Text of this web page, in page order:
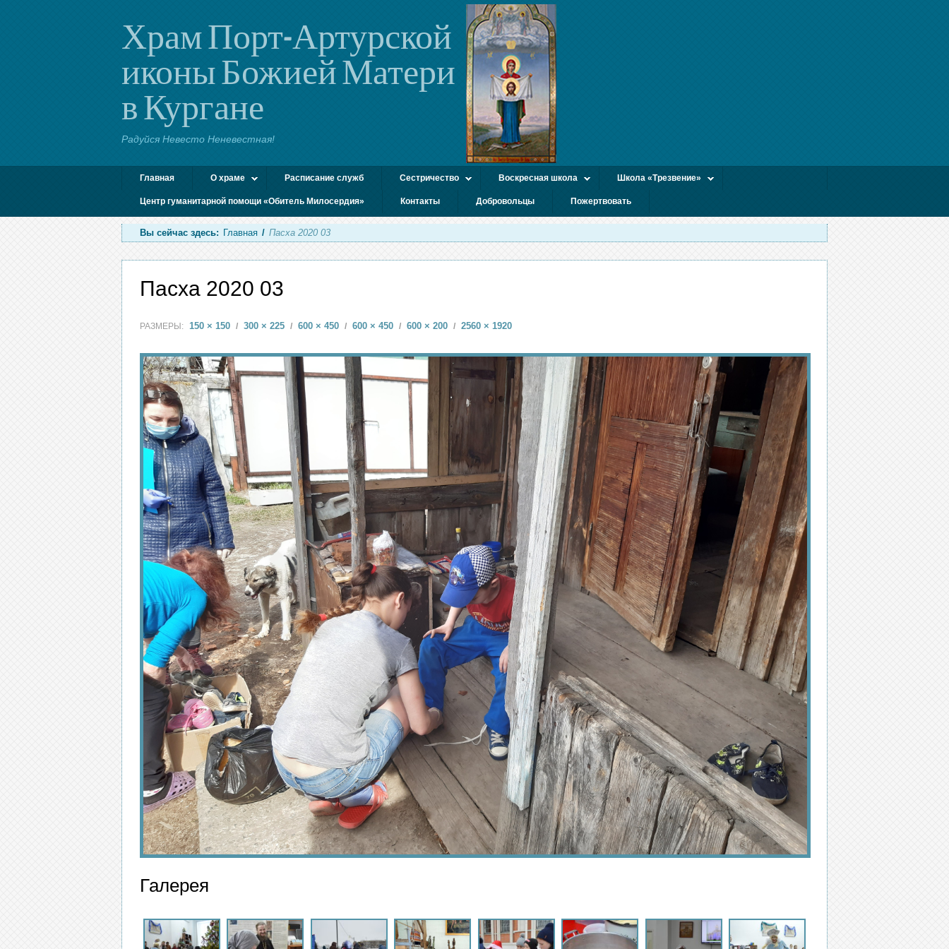
Храм Порт-Артурской
иконы Божией Матери
в Кургане
Радуйся Невесто Неневестная!
Главная О храме Расписание служб Сестричество Воскресная школа Школа «Трезвение»
Центр гуманитарной помощи «Обитель Милосердия» Контакты Добровольцы Пожертвовать
Вы сейчас здесь: Главная / Пасха 2020 03
Пасха 2020 03
РАЗМЕРЫ: 150 × 150 / 300 × 225 / 600 × 450 / 600 × 450 / 600 × 200 / 2560 × 1920
Галерея